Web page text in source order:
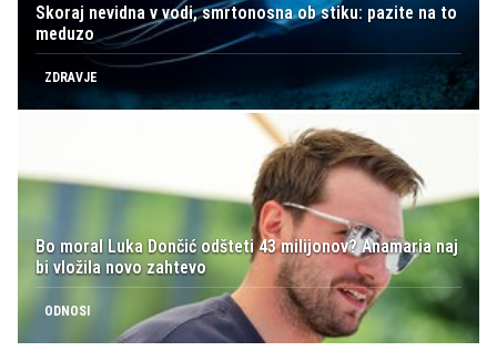
Skoraj nevidna v vodi, smrtonosna ob stiku: pazite na to
meduzo
ZDRAVJE
Bo moral Luka Dončić odšteti 43 milijonov? Anamaria naj
bi vložila novo zahtevo
ODNOSI